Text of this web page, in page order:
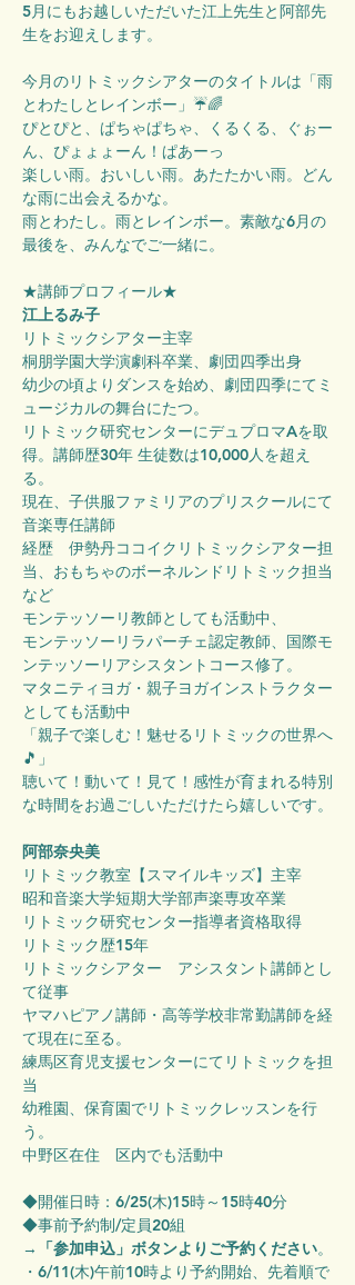
5月にもお越しいただいた江上先生と阿部先
生をお迎えします。
今月のリトミックシアターのタイトルは「雨
とわたしとレインボー」☔🌈
ぴとぴと、ぱちゃぱちゃ、くるくる、ぐぉー
ん、ぴょょょーん！ぱあーっ
楽しい雨。おいしい雨。あたたかい雨。どん
な雨に出会えるかな。
雨とわたし。雨とレインボー。素敵な6月の
最後を、みんなでご一緒に。
★講師プロフィール★
江上るみ子
リトミックシアター主宰
桐朋学園大学演劇科卒業、劇団四季出身
幼少の頃よりダンスを始め、劇団四季にてミ
ュージカルの舞台にたつ。
リトミック研究センターにデュプロマAを取
得。講師歴30年 生徒数は10,000人を超え
る。
現在、子供服ファミリアのプリスクールにて
音楽専任講師
経歴　伊勢丹ココイクリトミックシアター担
当、おもちゃのボーネルンドリトミック担当
など
モンテッソーリ教師としても活動中、
モンテッソーリラパーチェ認定教師、国際モ
ンテッソーリアシスタントコース修了。
マタニティヨガ・親子ヨガインストラクター
としても活動中
「親子で楽しむ！魅せるリトミックの世界へ
🎵」
聴いて！動いて！見て！感性が育まれる特別
な時間をお過ごしいただけたら嬉しいです。
阿部奈央美
リトミック教室【スマイルキッズ】主宰
昭和音楽大学短期大学部声楽専攻卒業
リトミック研究センター指導者資格取得
リトミック歴15年
リトミックシアター　アシスタント講師とし
て従事
ヤマハピアノ講師・高等学校非常勤講師を経
て現在に至る。
練馬区育児支援センターにてリトミックを担
当
幼稚園、保育園でリトミックレッスンを行
う。
中野区在住　区内でも活動中
◆開催日時：6/25(木)15時～15時40分
◆事前予約制/定員20組
→
「参加申込」ボタンよりご予約ください。
・6/11(木)午前10時より予約開始、先着順で